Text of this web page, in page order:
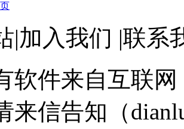
|加入我们 |联系
软件来自互联
来信告知（